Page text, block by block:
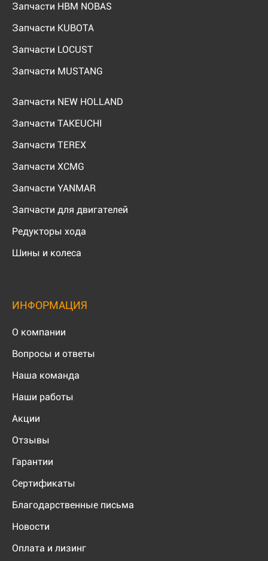
Запчасти HBM NOBAS
Запчасти KUBOTA
Запчасти LOCUST
Запчасти MUSTANG
Запчасти NEW HOLLAND
Запчасти TAKEUCHI
Запчасти TEREX
Запчасти XCMG
Запчасти YANMAR
Запчасти для двигателей
Редукторы хода
Шины и колеса
ИНФОРМАЦИЯ
О компании
Вопросы и ответы
Наша команда
Наши работы
Акции
Отзывы
Гарантии
Сертификаты
Благодарственные письма
Новости
Оплата и лизинг